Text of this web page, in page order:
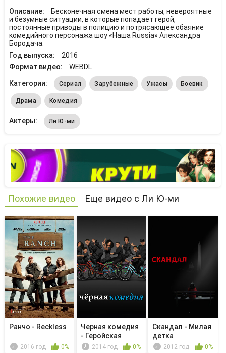
Описание:
Бесконечная смена мест работы, невероятные
и безумные ситуации, в которые попадает герой,
постоянные приводы в полицию и потрясающее обаяние
комедийного персонажа шоу «Наша Russia» Александра
Бородача.
Год выпуска:
2016
Формат видео:
WEBDL
Категории:
Сериал Зарубежные Ужасы Боевик
Драма Комедия
Актеры: Ли Ю-ми
Похожие видео Еще видео с Ли Ю-ми
Ранчо - Reckless
2016 год 0%
Черная комедия
- Геройская
пицца2014 год 0%
Скандал - Милая
детка
2012 год 0%